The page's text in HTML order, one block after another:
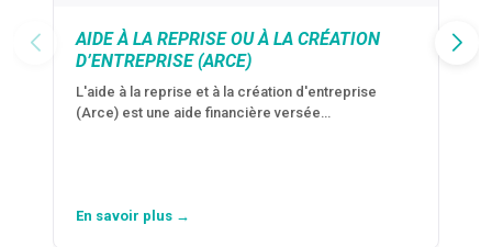
AIDE À LA REPRISE OU À LA CRÉATION
D’ENTREPRISE (ARCE)
L'aide à la reprise et à la création d'entreprise
(Arce) est une aide financière versée…
En savoir plus →